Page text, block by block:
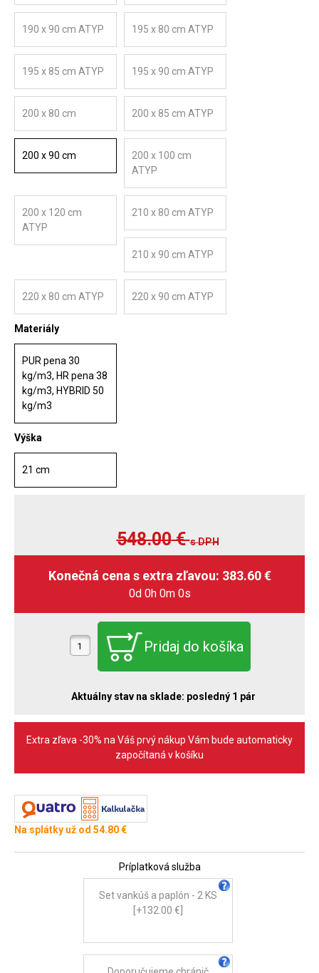
190 x 90 cm ATYP 195 x 80 cm ATYP
195 x 85 cm ATYP 195 x 90 cm ATYP
200 x 80 cm 200 x 85 cm ATYP
200 x 90 cm
200 x 100 cm
ATYP
200 x 120 cm
ATYP
210 x 80 cm ATYP
210 x 90 cm ATYP
220 x 80 cm ATYP 220 x 90 cm ATYP
Materiály
PUR pena 30
kg/m3, HR pena 38
kg/m3, HYBRID 50
kg/m3
Výška
21 cm
548.00€s DPH
0d 0h 0m 0s
Aktuálny stav na sklade: posledný 1 pár
Extra zľava -30% na Váš prvý nákup Vám bude automaticky
započítaná v košíku
Na splátky už od 54.80 €
Príplatková služba
Set vankúš a paplón - 2 KS
[+132.00 €]